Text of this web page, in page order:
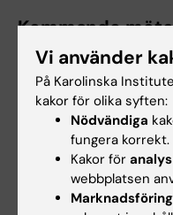
Kommande
24 september
Digitalt
4 november kl
Erling
3 december kl
Digitalt
Vi använder
På Karolinska
kakor för olika syften:
Nödvändiga
fungera korrekt.
Kakor för analys
webbplatsen